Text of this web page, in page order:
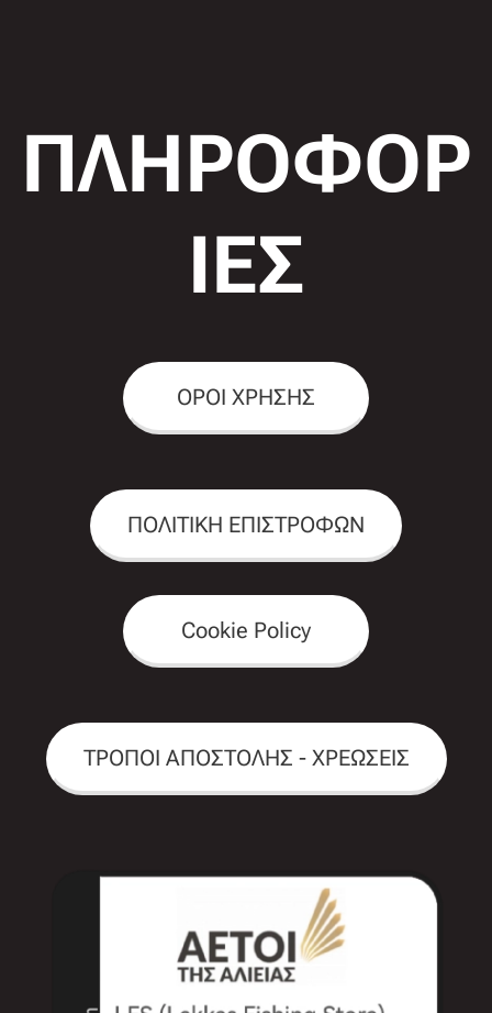
ΠΛΗΡΟΦΟΡ
ΙΕΣ
ΟΡΟΙ ΧΡΗΣΗΣ
ΠΟΛΙΤΙΚΗ ΕΠΙΣΤΡΟΦΩΝ
Cookie Policy
ΤΡΟΠΟΙ ΑΠΟΣΤΟΛΗΣ - ΧΡΕΩΣΕΙΣ